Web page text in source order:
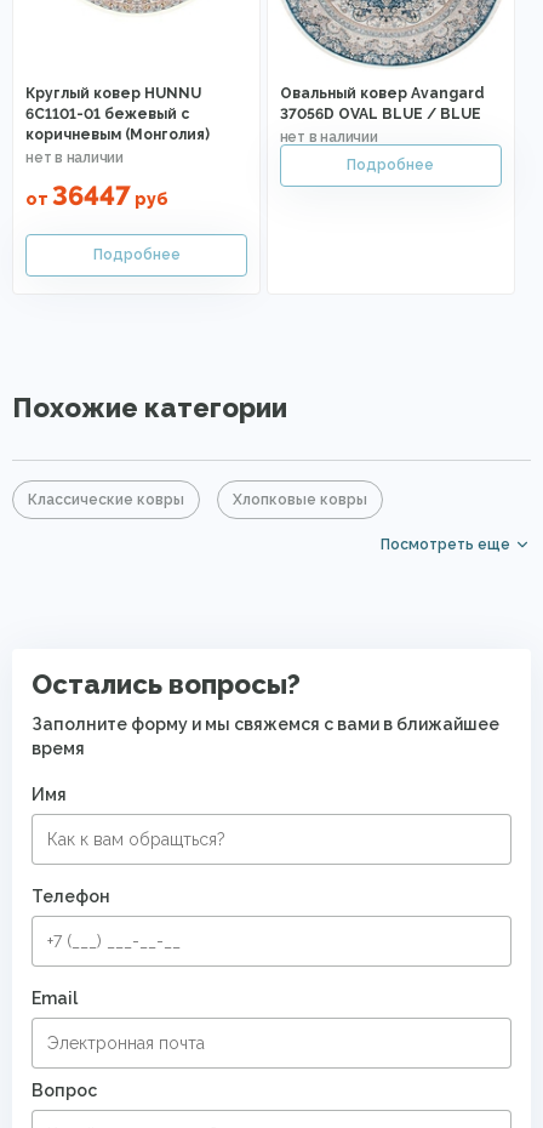
Круглый ковер HUNNU
6C1101-01 бежевый с
коричневым (Монголия)
от 36447 руб
Овальный ковер Avangard
37056D OVAL BLUE / BLUE
Похожие категории
Классические ковры Хлопковые ковры
Овальные ковры
Посмотреть еще
Остались вопросы?
Заполните форму и мы свяжемся с вами в ближайшее
время
Имя
Телефон
Email
Вопрос